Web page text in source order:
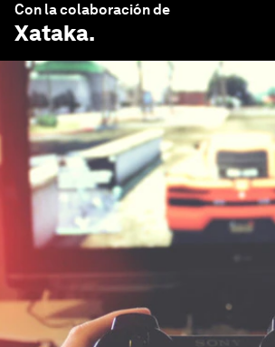
Con la colaboración de
Xataka.